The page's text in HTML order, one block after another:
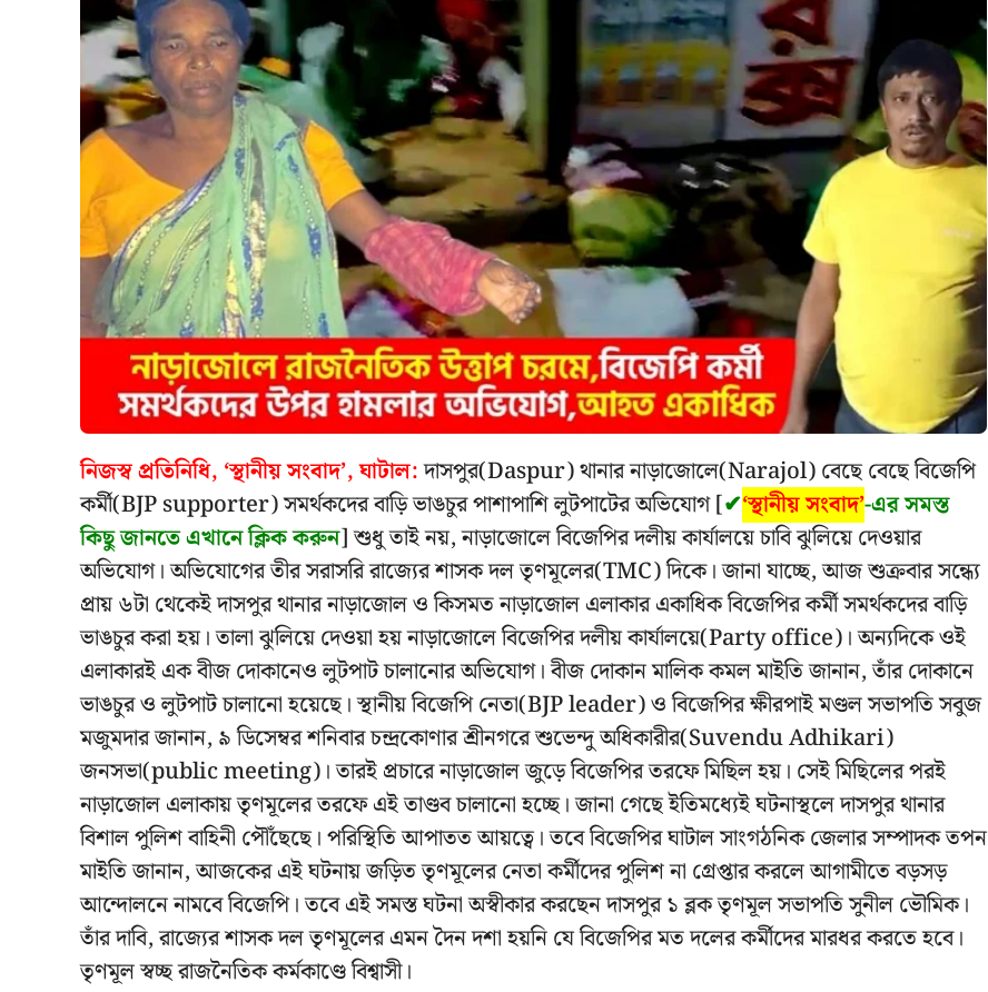
নিজস্ব প্রতিনিধি, ‘স্থানীয় সংবাদ’, ঘাটাল:দাসপুর(Daspur) থানার নাড়াজোলে(Narajol) বেছে বেছে বিজেপি
কর্মী(BJP supporter) সমর্থকদের বাড়ি ভাঙচুর পাশাপাশি লুটপাটের অভিযোগ [✔‘স্থানীয় সংবাদ’-এর সমস্ত
কিছু জানতে এখানে ক্লিক করুন] শুধু তাই নয়, নাড়াজোলে বিজেপির দলীয় কার্যালয়ে চাবি ঝুলিয়ে দেওয়ার
অভিযোগ। অভিযোগের তীর সরাসরি রাজ্যের শাসক দল তৃণমূলের(TMC) দিকে। জানা যাচ্ছে, আজ শুক্রবার সন্ধ্যে
প্রায় ৬টা থেকেই দাসপুর থানার নাড়াজোল ও কিসমত নাড়াজোল এলাকার একাধিক বিজেপির কর্মী সমর্থকদের বাড়ি
ভাঙচুর করা হয়। তালা ঝুলিয়ে দেওয়া হয় নাড়াজোলে বিজেপির দলীয় কার্যালয়ে(Party office)। অন্যদিকে ওই
এলাকারই এক বীজ দোকানেও লুটপাট চালানোর অভিযোগ। বীজ দোকান মালিক কমল মাইতি জানান, তাঁর দোকানে
ভাঙচুর ও লুটপাট চালানো হয়েছে। স্থানীয় বিজেপি নেতা(BJP leader) ও বিজেপির ক্ষীরপাই মণ্ডল সভাপতি সবুজ
মজুমদার জানান, ৯ ডিসেম্বর শনিবার চন্দ্রকোণার শ্রীনগরে শুভেন্দু অধিকারীর(Suvendu Adhikari)
জনসভা(public meeting)। তারই প্রচারে নাড়াজোল জুড়ে বিজেপির তরফে মিছিল হয়। সেই মিছিলের পরই
নাড়াজোল এলাকায় তৃণমূলের তরফে এই তাণ্ডব চালানো হচ্ছে। জানা গেছে ইতিমধ্যেই ঘটনাস্থলে দাসপুর থানার
বিশাল পুলিশ বাহিনী পৌঁছেছে। পরিস্থিতি আপাতত আয়ত্বে। তবে বিজেপির ঘাটাল সাংগঠনিক জেলার সম্পাদক তপন
মাইতি জানান, আজকের এই ঘটনায় জড়িত তৃণমূলের নেতা কর্মীদের পুলিশ না গ্রেপ্তার করলে আগামীতে বড়সড়
আন্দোলনে নামবে বিজেপি। তবে এই সমস্ত ঘটনা অস্বীকার করছেন দাসপুর ১ ব্লক তৃণমূল সভাপতি সুনীল ভৌমিক।
তাঁর দাবি, রাজ্যের শাসক দল তৃণমূলের এমন দৈন দশা হয়নি যে বিজেপির মত দলের কর্মীদের মারধর করতে হবে।
তৃণমূল স্বচ্ছ রাজনৈতিক কর্মকাণ্ডে বিশ্বাসী।